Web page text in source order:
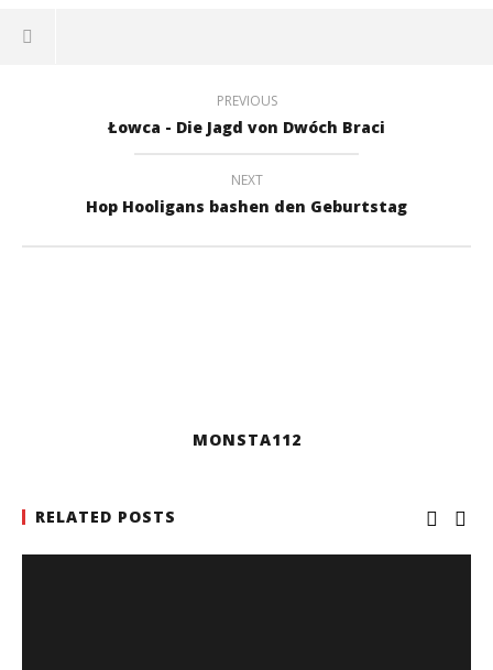
PREVIOUS
Łowca - Die Jagd von Dwóch Braci
NEXT
Hop Hooligans bashen den Geburtstag
MONSTA112
RELATED POSTS